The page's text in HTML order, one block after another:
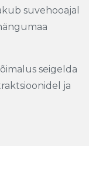
suvehooajal
seigelda
ja